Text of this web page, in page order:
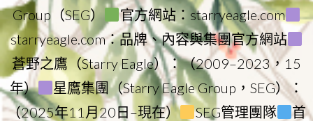
Group（SEG）
官方網站：starryeagle.com
starryeagle.com：品牌、內容與集團官方網站
蒼野之鷹（Starry Eagle）：（2009–2023，15
年）
星鷹集團（Starry Eagle Group，SEG）：
（2025年11月20日–現在）
SEG管理團隊
首